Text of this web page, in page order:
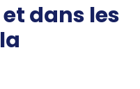
et dans les